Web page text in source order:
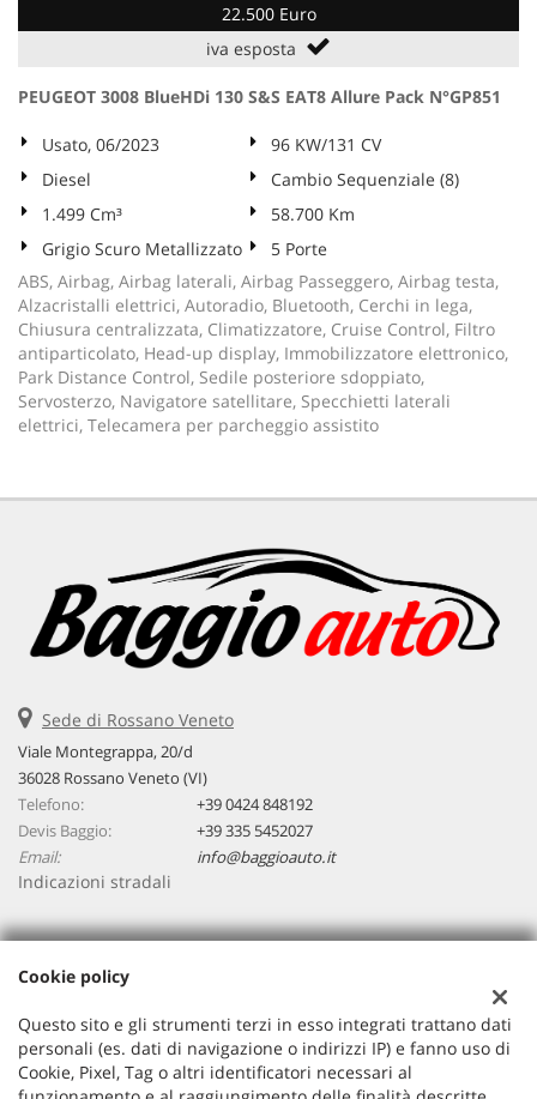
22.500 Euro
iva esposta
PEUGEOT 3008 BlueHDi 130 S&S EAT8 Allure Pack N°GP851
Usato, 06/2023
96 KW/131 CV
Diesel
Cambio Sequenziale (8)
1.499 Cm³
58.700 Km
Grigio Scuro Metallizzato
5 Porte
ABS, Airbag, Airbag laterali, Airbag Passeggero, Airbag testa,
Alzacristalli elettrici, Autoradio, Bluetooth, Cerchi in lega,
Chiusura centralizzata, Climatizzatore, Cruise Control, Filtro
antiparticolato, Head-up display, Immobilizzatore elettronico,
Park Distance Control, Sedile posteriore sdoppiato,
Servosterzo, Navigatore satellitare, Specchietti laterali
elettrici, Telecamera per parcheggio assistito
Sede di Rossano Veneto
Viale Montegrappa, 20/d
36028 Rossano Veneto (VI)
Telefono:
+39 0424 848192
Devis Baggio:
+39 335 5452027
Email:
info@baggioauto.it
Indicazioni stradali
Dati fiscali:
Baggio Auto Srl
Viale Montegrappa, 20/a, Rossano Veneto (VI)
C.F/P.IVA:03251490243
Registro delle imprese:VI
Cookie policy
Questo sito e gli strumenti terzi in esso integrati trattano dati
personali (es. dati di navigazione o indirizzi IP) e fanno uso di
Cookie, Pixel, Tag o altri identificatori necessari al